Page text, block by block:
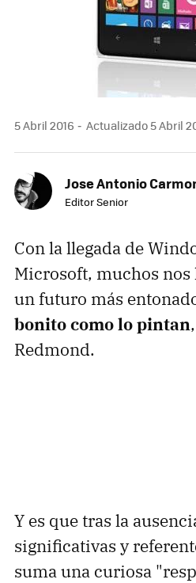
5 Abril 2016 Actualizado 5 Abril
Jose Antonio
Editor Senior
Con la llegada de
Microsoft, muchos nos
un futuro más
bonito como lo pintan
Redmond.
Y es que tras la
significativas y
suma una curiosa